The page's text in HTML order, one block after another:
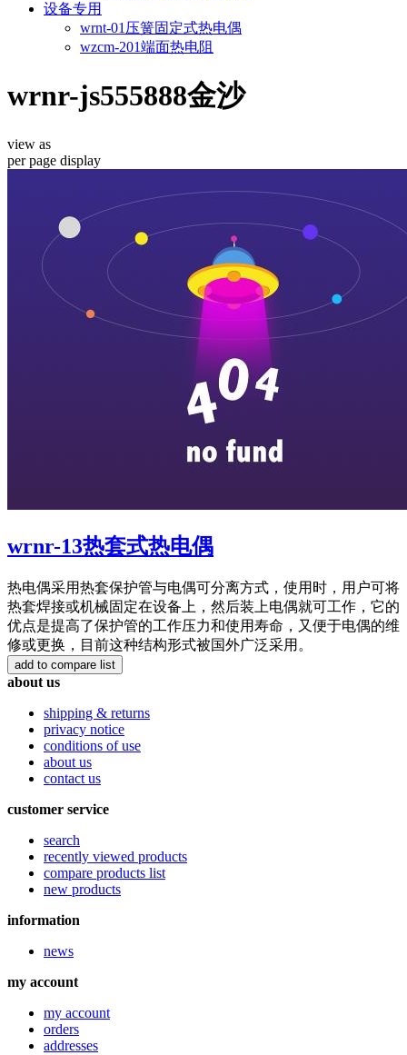
设备专用
wrnt-01压簧固定式热电偶
wzcm-201端面热电阻
wrnr-js555888金沙
view as
per page display
wrnr-13热套式热电偶
热电偶采用热套保护管与电偶可分离方式，使用时，用户可将
热套焊接或机械固定在设备上，然后装上电偶就可工作，它的
优点是提高了保护管的工作压力和使用寿命，又便于电偶的维
修或更换，目前这种结构形式被国外广泛采用。
about us
shipping & returns
privacy notice
conditions of use
about us
contact us
customer service
search
recently viewed products
compare products list
new products
information
news
my account
my account
orders
addresses